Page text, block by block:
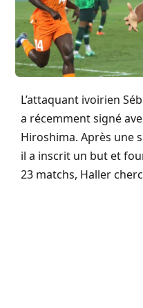
L’attaquant ivoirien
a récemment signé
Hiroshima. Après une
il a inscrit un but et
23 matchs, Haller